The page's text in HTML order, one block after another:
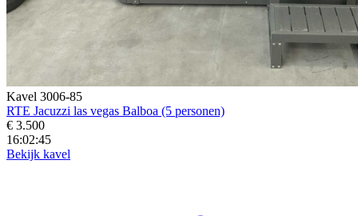
Kavel 3006-85
RTE Jacuzzi las vegas Balboa (5 personen)
€ 3.500
16:02:43
Bekijk kavel